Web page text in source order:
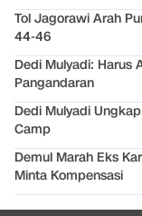
Tol Jagorawi Arah
44-46
Dedi Mulyadi: Harus
Pangandaran
Dedi Mulyadi
Camp
Demul Marah Eks
Minta Kompensasi